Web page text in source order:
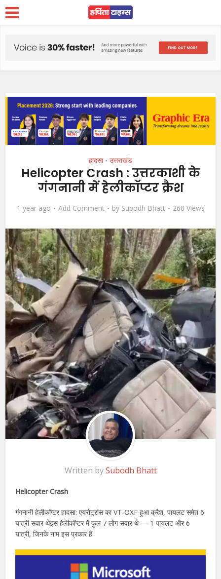
हादसा • उत्तराखंड
Helicopter Crash : उत्तरकाशी के
गंगनानी में हेलीकॉप्टर क्रैश
1 year ago Add Comment by Subodh Bhatt 260 Views
Written bySubodh Bhatt
Helicopter Crash
गंगनानी हेलीकॉप्टर हादसा: एयरोट्रांस का VT-OXF हुआ क्रैश, पायलट समेत 6
यात्री सवार थेइस हेलीकॉप्टर में कुल 7 लोग सवार थे — 1 पायलट और 6
यात्री, जिनके नाम इस प्रकार हैं: